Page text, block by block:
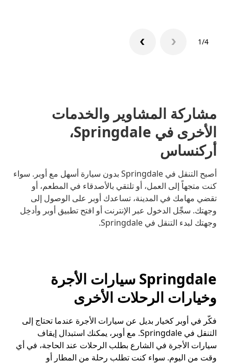
1/4
مشاركة المشاوير والخدمات
الأخرى في Springdale،
أركنساس
أصبح التنقل في Springdale بدون سيارة أسهل مع أوبر. سواء
كنت متجهاً إلى العمل، أو تلتقي بالأصدقاء في المطعم، أو
تقضي مهامك في المدينة، تساعدك أوبر على الوصول إلى
وجهتك. سجِّل الدخول عبر الإنترنت أو افتح تطبيق أوبر وأدخِل
وجهتك لبدء التنقل في Springdale.
Springdale سيارات الأجرة
وخيارات الرحلات الأخرى
فكّر في أوبر كخيار بديل عن سيارات الأجرة عندما تحتاج إلى
التنقل في Springdale. مع أوبر، يمكنك استبدال إيقاف
سيارات الأجرة في الشارع بطلب الرحلات عند الحاجة، في أي
وقت من اليوم. سواء كنت تطلب رحلة من المطار أو